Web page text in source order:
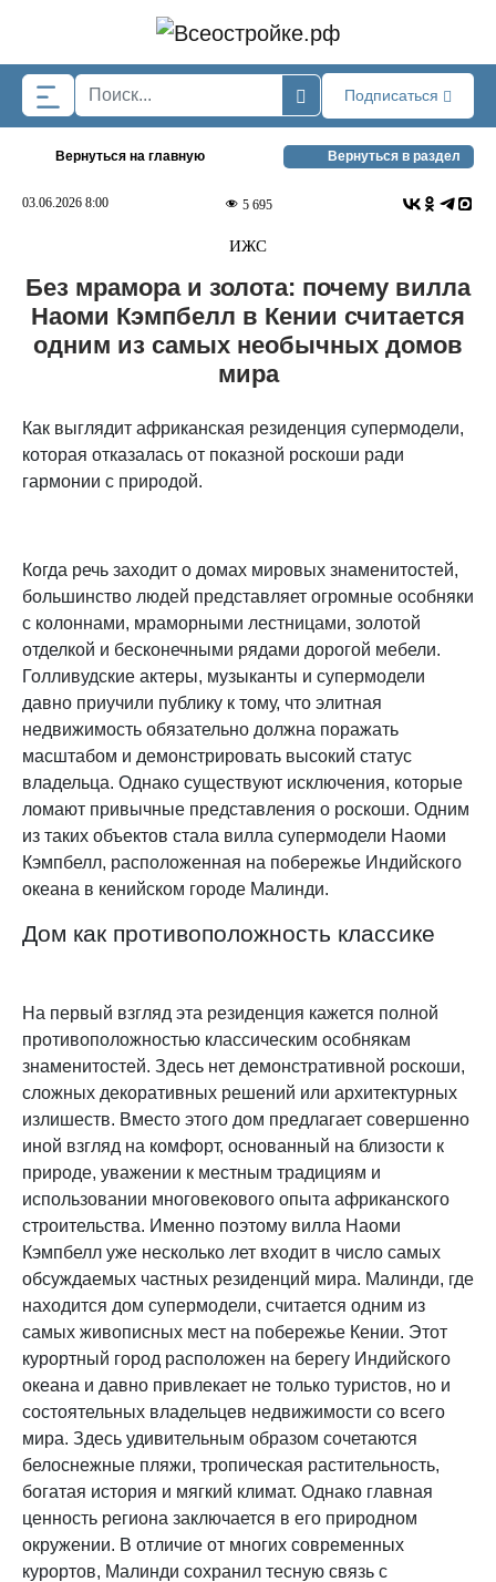
Подписаться
Вернуться на главную Вернуться в раздел
03.06.2026 8:00 5 695
ИЖС
Без мрамора и золота: почему вилла
Наоми Кэмпбелл в Кении считается
одним из самых необычных домов
мира
Как выглядит африканская резиденция супермодели,
которая отказалась от показной роскоши ради
гармонии с природой.
Когда речь заходит о домах мировых знаменитостей,
большинство людей представляет огромные особняки
с колоннами, мраморными лестницами, золотой
отделкой и бесконечными рядами дорогой мебели.
Голливудские актеры, музыканты и супермодели
давно приучили публику к тому, что элитная
недвижимость обязательно должна поражать
масштабом и демонстрировать высокий статус
владельца. Однако существуют исключения, которые
ломают привычные представления о роскоши. Одним
из таких объектов стала вилла супермодели Наоми
Кэмпбелл, расположенная на побережье Индийского
океана в кенийском городе Малинди.
Дом как противоположность классике
На первый взгляд эта резиденция кажется полной
противоположностью классическим особнякам
знаменитостей. Здесь нет демонстративной роскоши,
сложных декоративных решений или архитектурных
излишеств. Вместо этого дом предлагает совершенно
иной взгляд на комфорт, основанный на близости к
природе, уважении к местным традициям и
использовании многовекового опыта африканского
строительства. Именно поэтому вилла Наоми
Кэмпбелл уже несколько лет входит в число самых
обсуждаемых частных резиденций мира. Малинди, где
находится дом супермодели, считается одним из
самых живописных мест на побережье Кении. Этот
курортный город расположен на берегу Индийского
океана и давно привлекает не только туристов, но и
состоятельных владельцев недвижимости со всего
мира. Здесь удивительным образом сочетаются
белоснежные пляжи, тропическая растительность,
богатая история и мягкий климат. Однако главная
ценность региона заключается в его природном
окружении. В отличие от многих современных
курортов, Малинди сохранил тесную связь с